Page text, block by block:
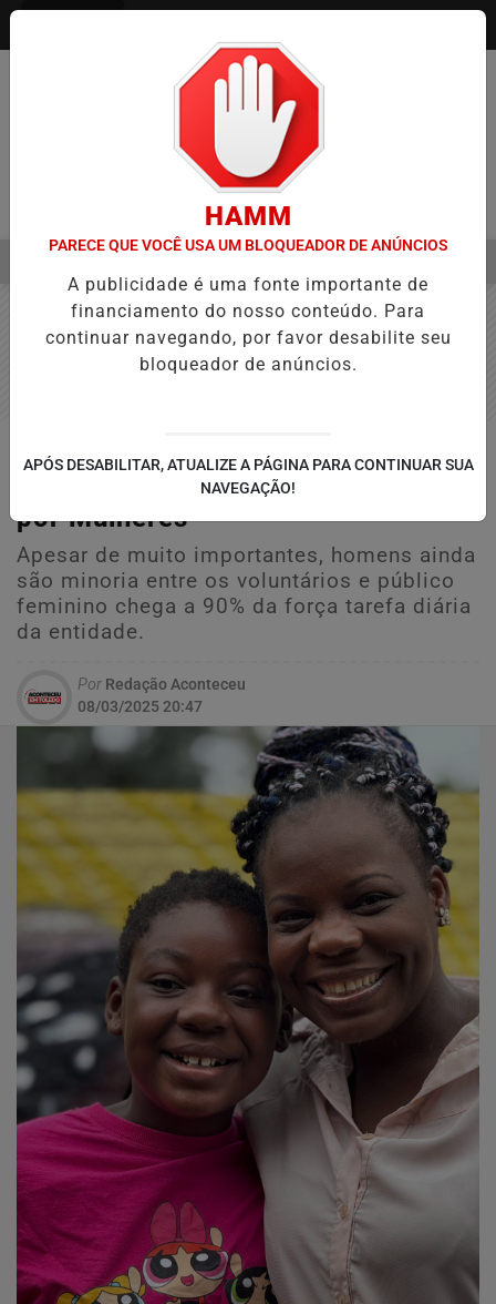
EM ALTA
TOLEDO
Embaixada Solidária: Feita a Mão e
por Mulheres
Apesar de muito importantes, homens ainda
são minoria entre os voluntários e público
feminino chega a 90% da força tarefa diária
da entidade.
Por Redação Aconteceu
08/03/2025 20:47
HAMM
PARECE QUE VOCÊ USA UM BLOQUEADOR DE ANÚNCIOS
A publicidade é uma fonte importante de
financiamento do nosso conteúdo. Para
continuar navegando, por favor desabilite seu
bloqueador de anúncios.
APÓS DESABILITAR, ATUALIZE A PÁGINA PARA CONTINUAR SUA
NAVEGAÇÃO!